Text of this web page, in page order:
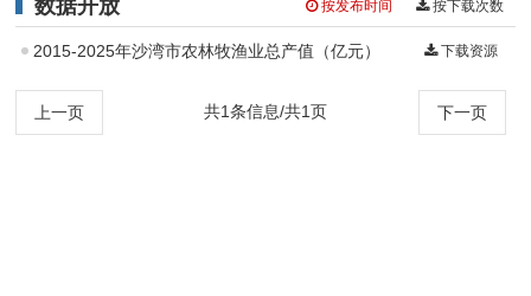
数据开放 按发布时间 按下载次数
2015-2025年沙湾市农林牧渔业总产值（亿元） 下载资源
上一页 下一页
共1条信息/共1页